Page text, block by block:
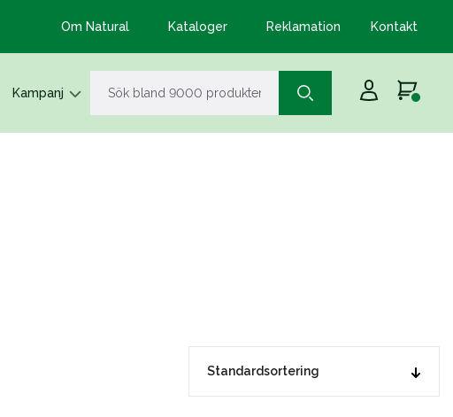
Om Natural Kataloger Reklamation Kontakt
Kampanj